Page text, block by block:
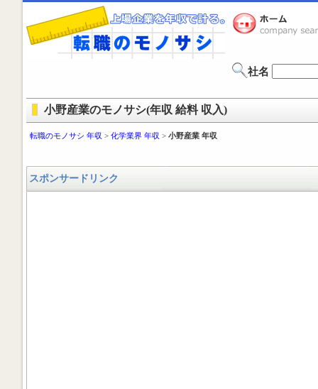
社名
小野産業のモノサシ(年収 給料 収入)
転職のモノサシ 年収 > 化学業界 年収 > 小野産業 年収
スポンサードリンク